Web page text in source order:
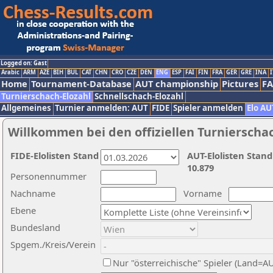
Logged on: Gast
Arabic ARM AZE BIH BUL CAT CHN CRO CZE DEN ENG ESP FAI FIN FRA GER GRE INA
Home Tournament-Database AUT championship Pictures
Turnierschach-Elozahl Schnellschach-Elozahl
Allgemeines Turnier anmelden: AUT FIDE Spieler anmelden Elo
Willkommen bei den offiziellen
Nachname
Vorname
Ebene
Personennummer
Bundesland
Spgem./Kreis/Verein
Nur "österreichische" Spieler
AUT-Elolisten
10.879
FIDE-Elolisten Stand